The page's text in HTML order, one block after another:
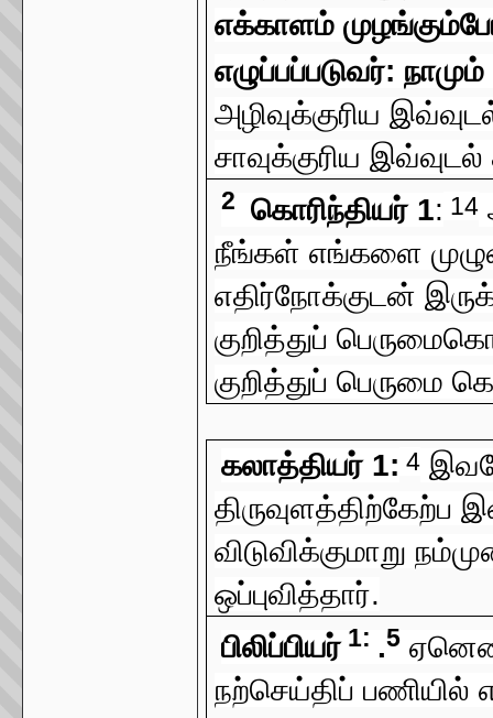
எக்காளம்
எழுப்பப்படுவர்:
அழிவுக்குரிய
சாவுக்குரிய
2 கொரிந்தியர் 1: 14
நீங்கள் எங்களை
எதிர்நோக்குடன்
குறித்துப்
குறித்துப் பெருமை
கலாத்தியர் 1: 4
விடுவிக்குமாறு
ஒப்புவித்தார்.
பிலிப்பியர்1: .5
நற்செய்திப் பணியில்